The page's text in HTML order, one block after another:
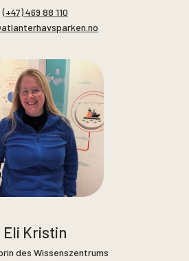
(+47) 469 88 110
Eli Kristin
des Wissenszentrums